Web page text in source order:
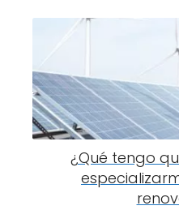
¿Qué tengo